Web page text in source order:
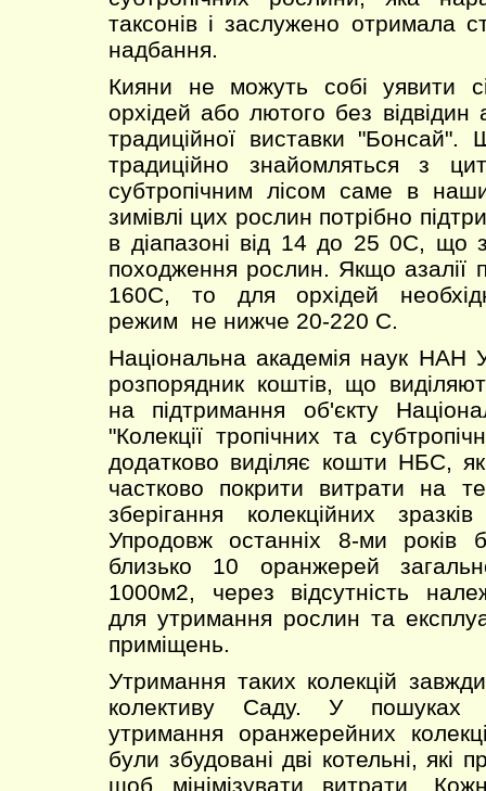
таксонів і заслужено отримала
надбання.
Кияни не можуть собі уявити
орхідей або лютого без відвідин
традиційної виставки "Бонсай".
традиційно знайомляться з
субтропічним лісом саме в
зимівлі цих рослин потрібно
в діапазоні від 14 до 25 0С, що
походження рослин. Якщо азалії
160С, то для орхідей
режим не нижче 20-220 С.
Національна академія наук НАН
розпорядник коштів, що
на підтримання об'єкту
"Колекції тропічних та
додатково виділяє кошти НБС,
частково покрити витрати на
зберігання колекційних
Упродовж останніх 8-ми років
близько 10 оранжерей
1000м2, через відсутність
для утримання рослин та
приміщень.
Утримання таких колекцій
колективу Саду. У пошуках
утримання оранжерейних
були збудовані дві котельні, які
щоб мінімізувати витрати.